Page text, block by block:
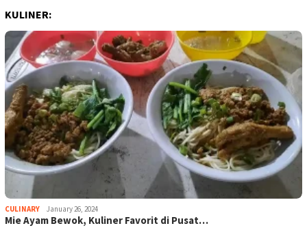
KULINER:
CULINARY January 26, 2024
Mie Ayam Bewok, Kuliner Favorit di Pusat…